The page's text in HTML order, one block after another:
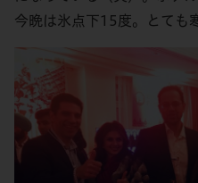
今晩は氷点下15度。とても